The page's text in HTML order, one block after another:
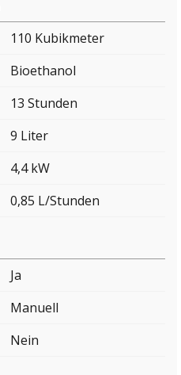
110 Kubikmeter
Bioethanol
13 Stunden
9 Liter
4,4 kW
0,85 L/Stunden
Ja
Manuell
Nein